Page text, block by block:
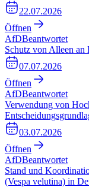
22.07.2026
Öffnen
AfDBeantwortet
Schutz von Alleen an
07.07.2026
Öffnen
AfDBeantwortet
Verwendung von
03.07.2026
Öffnen
AfDBeantwortet
Stand und
(Vespa velutina) in